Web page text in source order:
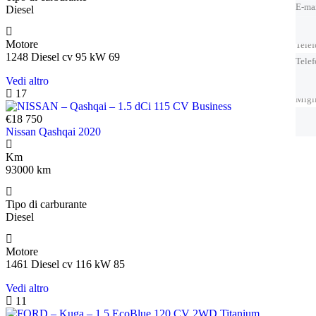
Diesel
Motore
1248 Diesel cv 95 kW 69
Vedi altro
17
€18 750
Nissan Qashqai 2020
Km
93000 km
Tipo di carburante
Diesel
Motore
1461 Diesel cv 116 kW 85
Vedi altro
11
E-